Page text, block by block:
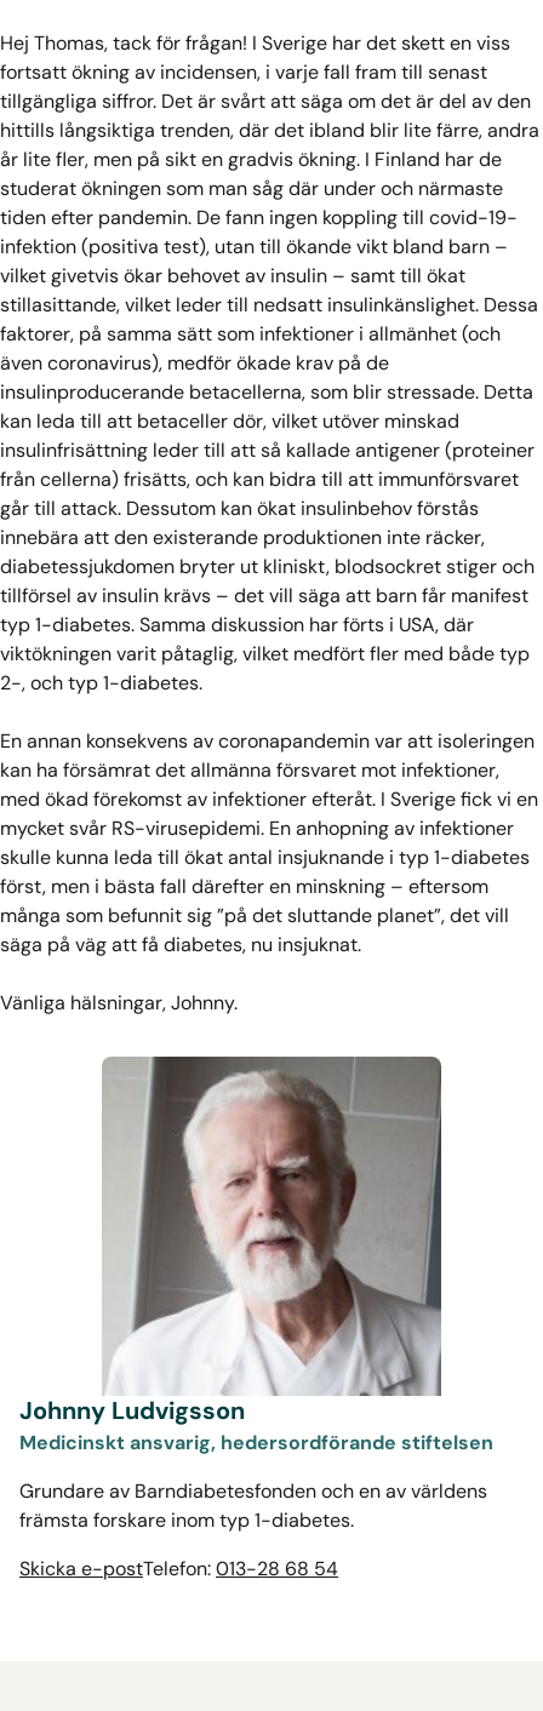
Hej Thomas, tack för frågan! I Sverige har det skett en viss
fortsatt ökning av incidensen, i varje fall fram till senast
tillgängliga siffror. Det är svårt att säga om det är del av den
hittills långsiktiga trenden, där det ibland blir lite färre, andra
år lite fler, men på sikt en gradvis ökning. I Finland har de
studerat ökningen som man såg där under och närmaste
tiden efter pandemin. De fann ingen koppling till covid-19-
infektion (positiva test), utan till ökande vikt bland barn –
vilket givetvis ökar behovet av insulin – samt till ökat
stillasittande, vilket leder till nedsatt insulinkänslighet. Dessa
faktorer, på samma sätt som infektioner i allmänhet (och
även coronavirus), medför ökade krav på de
insulinproducerande betacellerna, som blir stressade. Detta
kan leda till att betaceller dör, vilket utöver minskad
insulinfrisättning leder till att så kallade antigener (proteiner
från cellerna) frisätts, och kan bidra till att immunförsvaret
går till attack. Dessutom kan ökat insulinbehov förstås
innebära att den existerande produktionen inte räcker,
diabetessjukdomen bryter ut kliniskt, blodsockret stiger och
tillförsel av insulin krävs – det vill säga att barn får manifest
typ 1-diabetes. Samma diskussion har förts i USA, där
viktökningen varit påtaglig, vilket medfört fler med både typ
2-, och typ 1-diabetes.
En annan konsekvens av coronapandemin var att isoleringen
kan ha försämrat det allmänna försvaret mot infektioner,
med ökad förekomst av infektioner efteråt. I Sverige fick vi en
mycket svår RS-virusepidemi. En anhopning av infektioner
skulle kunna leda till ökat antal insjuknande i typ 1-diabetes
först, men i bästa fall därefter en minskning – eftersom
många som befunnit sig ”på det sluttande planet”, det vill
säga på väg att få diabetes, nu insjuknat.
Vänliga hälsningar, Johnny.
Johnny Ludvigsson
Medicinskt ansvarig, hedersordförande stiftelsen
Grundare av Barndiabetesfonden och en av världens
främsta forskare inom typ 1-diabetes.
Skicka e-postTelefon:013-28 68 54